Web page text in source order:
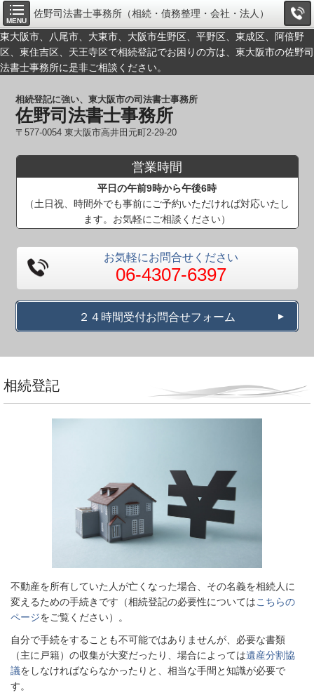
MENU
佐野司法書士事務所（相続・債務整理・会社・法人）
東大阪市、八尾市、大東市、大阪市生野区、平野区、東成区、阿倍野
区、東住吉区、天王寺区で相続登記でお困りの方は、東大阪市の佐野司
法書士事務所に是非ご相談ください。
相続登記に強い、東大阪市の司法書士事務所
佐野司法書士事務所
〒577-0054 東大阪市高井田元町2-29-20
営業時間
平日の午前9時から午後6時
（土日祝、時間外でも事前にご予約いただければ対応いたし
ます。お気軽にご相談ください）
お気軽にお問合せください
06-4307-6397
２４時間受付お問合せフォーム
相続登記
不動産を所有していた人が亡くなった場合、その名義を相続人に
変えるための手続きです（相続登記の必要性についてはこちらの
ページをご覧ください）。
自分で手続をすることも不可能ではありませんが、必要な書類
（主に戸籍）の収集が大変だったり、場合によっては遺産分割協
議をしなければならなかったりと、相当な手間と知識が必要で
す。